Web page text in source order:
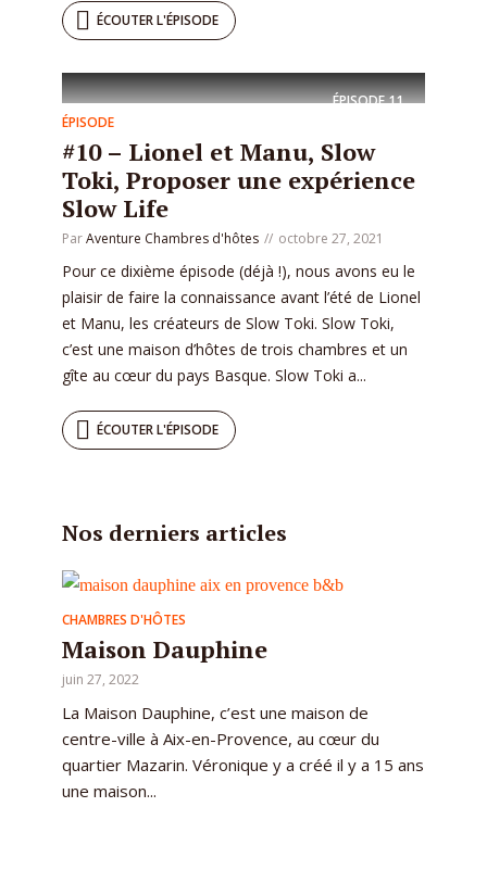
ÉCOUTER L'ÉPISODE
ÉPISODE11
ÉPISODE
#10 – Lionel et Manu, Slow
Toki, Proposer une expérience
Slow Life
ParAventure Chambres d'hôtes octobre 27, 2021
Pour ce dixième épisode (déjà !), nous avons eu le
plaisir de faire la connaissance avant l’été de Lionel
et Manu, les créateurs de Slow Toki. Slow Toki,
c’est une maison d’hôtes de trois chambres et un
gîte au cœur du pays Basque. Slow Toki a...
ÉCOUTER L'ÉPISODE
Nos derniers articles
CHAMBRES D'HÔTES
Maison Dauphine
juin 27, 2022
La Maison Dauphine, c’est une maison de
centre-ville à Aix-en-Provence, au cœur du
quartier Mazarin. Véronique y a créé il y a 15 ans
une maison...